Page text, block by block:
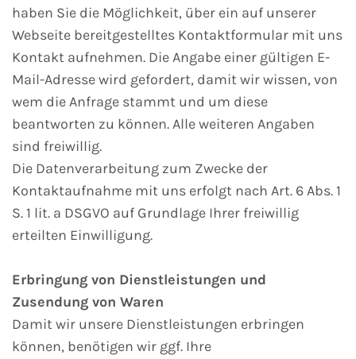
haben Sie die Möglichkeit, über ein auf unserer
Webseite bereitgestelltes Kontaktformular mit uns
Kontakt aufnehmen. Die Angabe einer gültigen E-
Mail-Adresse wird gefordert, damit wir wissen, von
wem die Anfrage stammt und um diese
beantworten zu können. Alle weiteren Angaben
sind freiwillig.
Die Datenverarbeitung zum Zwecke der
Kontaktaufnahme mit uns erfolgt nach Art. 6 Abs. 1
S. 1 lit. a DSGVO auf Grundlage Ihrer freiwillig
erteilten Einwilligung.
Erbringung von Dienstleistungen und
Zusendung von Waren
Damit wir unsere Dienstleistungen erbringen
können, benötigen wir ggf. Ihre